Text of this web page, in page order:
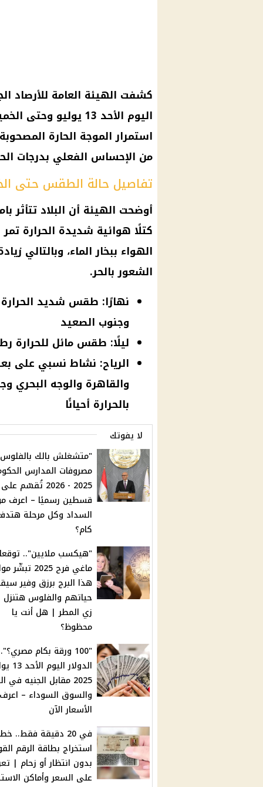
كشفت الهيئة العامة للأرصاد
استمرار الموجة الحارة
من الإحساس الفعلي بدرجات
تفاصيل حالة الطقس حتى الخميس
أوضحت الهيئة أن البلاد
كتلًا هوائية شديدة الحرارة
الهواء ببخار الماء، وبالتالي
الشعور بالحر.
نهارًا: طقس شديد
وجنوب الصعيد
ليلًا: طقس مائل للحرارة
الرياح: نشاط نسبي على
والقاهرة والوجه البحري
بالحرارة أحيانًا
لا يفوتك
"متشغلش بالك
مصروفات المدارس
2025 - 2026 تُقسّم على
قسطين رسميًا – اعرف
السداد وكل مرحلة
كام؟
"هيكسب ملايين"..
ماغي فرح 2025
هذا البرج برزق وفير
حياتهم والفلوس هتنزل
زي المطر | هل أنت يا
محظوظ؟
"100 ورقة بكام
الدولار
2025 مقابل الجنيه في
والسوق السوداء – اعرف
الأسعار الآن
في 20 دقيقة فقط..
استخراج بطاقة الرقم
بدون انتظار أو زحام |
على السعر وأماكن